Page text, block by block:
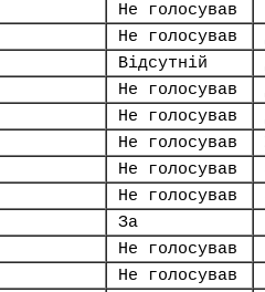
Не голосував
Не голосував
Відсутній
Не голосував
Не голосував
Не голосував
Не голосував
Не голосував
За
Не голосував
Не голосував